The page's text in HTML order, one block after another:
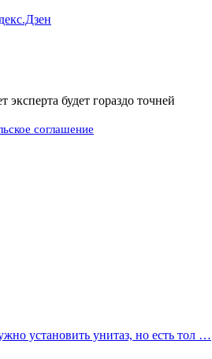
будет гораздо точней
соглашение
установить унитаз, но есть тол …